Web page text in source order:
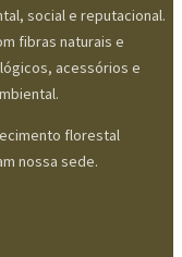
social e reputacional.
fibras naturais e
acessórios e
florestal
nossa sede.